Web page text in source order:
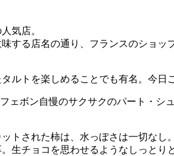
気店。
する店名の通り、フランスのショ
ルトを楽しめることでも有名。今
ェボン自慢のサクサクのパート・
トされた柿は、水っぽさは一切な
生チョコを思わせるようなしっと